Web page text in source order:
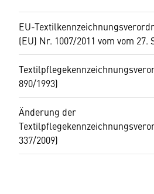
EU-
(EU) Nr. 1007/2011 vom vom 27.
890/1993)
Änderung der
337/2009)